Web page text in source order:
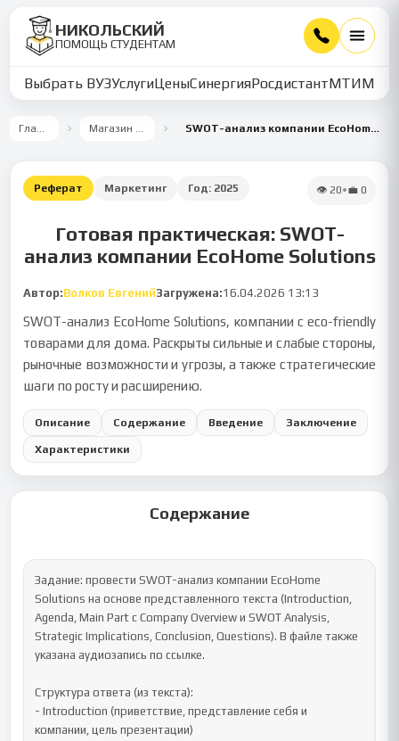
НИКОЛЬСКИЙ
ПОМОЩЬ СТУДЕНТАМ
Выбрать ВУЗУслугиЦеныСинергияРосдистантМТИММУ
Главная Магазин работ SWOT-анализ компании EcoHome Solutions
Реферат Маркетинг Год: 2025 👁 20•💼 0
Готовая практическая: SWOT-
анализ компании EcoHome Solutions
Автор:Волков ЕвгенийЗагружена:16.04.2026 13:13
SWOT-анализ EcoHome Solutions, компании с eco-friendly
товарами для дома. Раскрыты сильные и слабые стороны,
рыночные возможности и угрозы, а также стратегические
шаги по росту и расширению.
Описание Содержание Введение Заключение
Характеристики
Содержание
Задание: провести SWOT-анализ компании EcoHome
Solutions на основе представленного текста (Introduction,
Agenda, Main Part с Company Overview и SWOT Analysis,
Strategic Implications, Conclusion, Questions). В файле также
указана аудиозапись по ссылке.
Структура ответа (из текста):
- Introduction (приветствие, представление себя и
компании, цель презентации)